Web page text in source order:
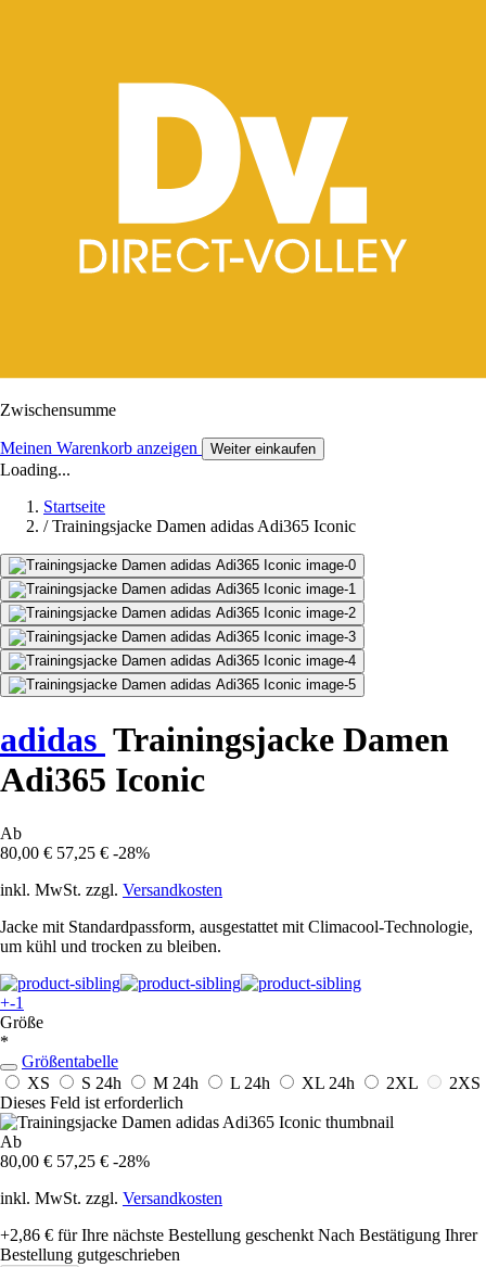
Zwischensumme
Meinen Warenkorb anzeigen Weiter einkaufen
Loading...
Startseite
/ Trainingsjacke Damen adidas Adi365 Iconic
adidas Trainingsjacke Damen
Adi365 Iconic
Ab
80,00 € 57,25 € -28%
inkl. MwSt. zzgl. Versandkosten
Jacke mit Standardpassform, ausgestattet mit Climacool-Technologie,
um kühl und trocken zu bleiben.
+-1
Größe
*
Größentabelle
XS
S 24h M 24h L 24h XL 24h 2XL
2XS
Dieses Feld ist erforderlich
Ab
80,00 € 57,25 € -28%
inkl. MwSt. zzgl. Versandkosten
+2,86 € für Ihre nächste Bestellung geschenkt Nach Bestätigung Ihrer
Bestellung gutgeschrieben